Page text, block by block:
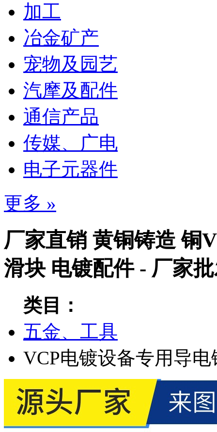
加工
冶金矿产
宠物及园艺
汽摩及配件
通信产品
传媒、广电
电子元器件
更多 »
厂家直销 黄铜铸造 铜
滑块 电镀配件 - 厂家
类目：
五金、工具
VCP电镀设备专用导电